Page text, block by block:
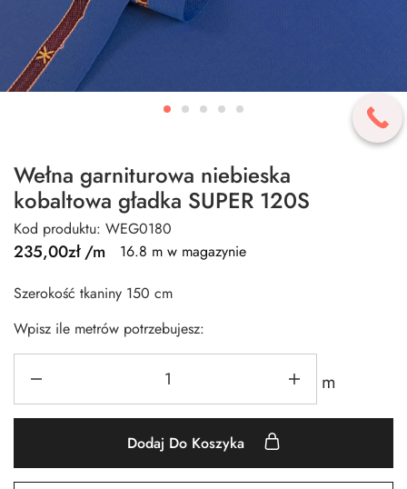
Wełna garniturowa niebieska
kobaltowa gładka SUPER 120S
Kod produktu: WEG0180
235,00zł/m
16.8 m w magazynie
Szerokość tkaniny 150 cm
Wpisz ile metrów potrzebujesz:
m
Dodaj Do Koszyka